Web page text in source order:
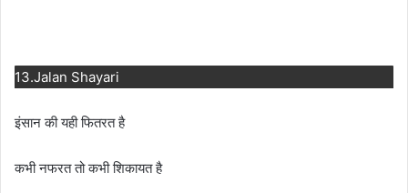
13.Jalan Shayari
इंसान की यही फितरत है
कभी नफरत तो कभी शिकायत है